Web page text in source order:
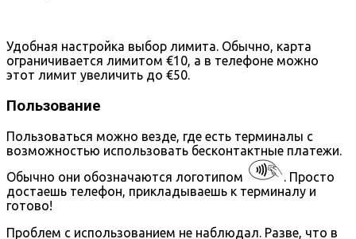
Удобная настройка выбор лимита. Обычно, карта
ограничивается лимитом €10, а в телефоне можно
этот лимит увеличить до €50.
Пользование
Пользоваться можно везде, где есть терминалы с
возможностью использовать бесконтактные платежи.
Обычно они обозначаются логотипом
. Просто
достаешь телефон, прикладываешь к терминалу и
готово!
Проблем с использованием не наблюдал. Разве, что в